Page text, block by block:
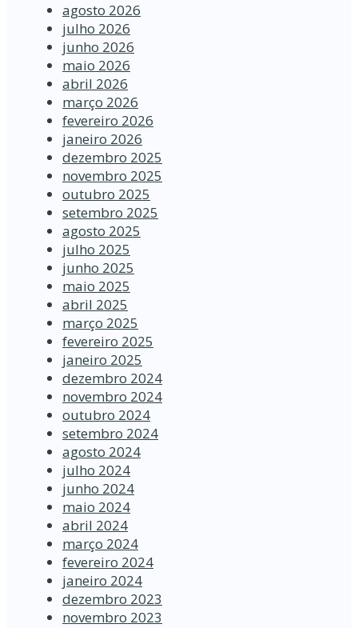
agosto 2026
julho 2026
junho 2026
maio 2026
abril 2026
março 2026
fevereiro 2026
janeiro 2026
dezembro 2025
novembro 2025
outubro 2025
setembro 2025
agosto 2025
julho 2025
junho 2025
maio 2025
abril 2025
março 2025
fevereiro 2025
janeiro 2025
dezembro 2024
novembro 2024
outubro 2024
setembro 2024
agosto 2024
julho 2024
junho 2024
maio 2024
abril 2024
março 2024
fevereiro 2024
janeiro 2024
dezembro 2023
novembro 2023